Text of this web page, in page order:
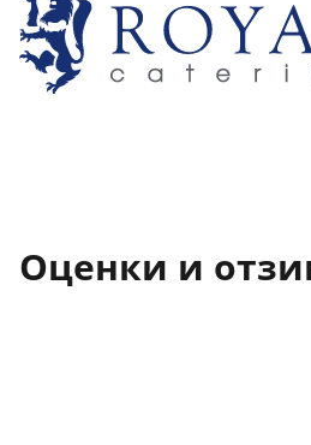
Оценки и